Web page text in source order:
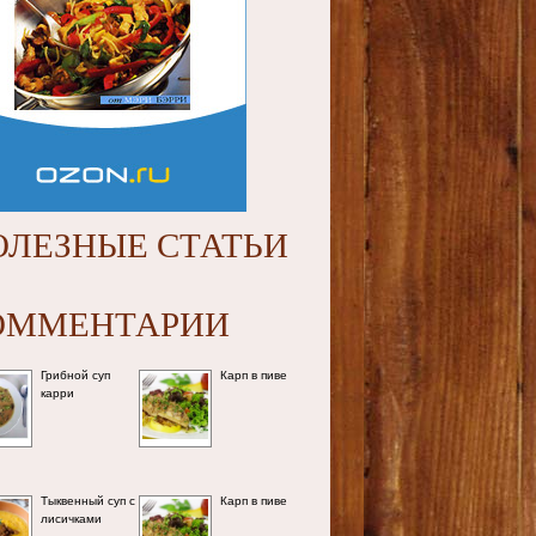
СТАТЬИ
Грибной суп
карри
Карп в пиве
Тыквенный суп с
лисичками
Карп в пиве